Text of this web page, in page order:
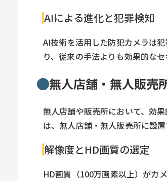
AIによる進化と犯罪検知
AI技術を活用した防犯カメラは
り、従来の手法よりも効果的な
無人店舗・無人販売
無人店舗や販売所において、効
は、無人店舗・無人販売所に設
解像度とHD画質の選定
HD画質（100万画素以上）がカ